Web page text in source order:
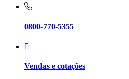
0800-770-5355
Vendas e cotações